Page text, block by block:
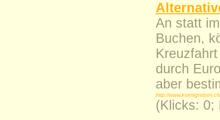
An statt
Buchen,
durch
aber
http://
(Klicks: 0;